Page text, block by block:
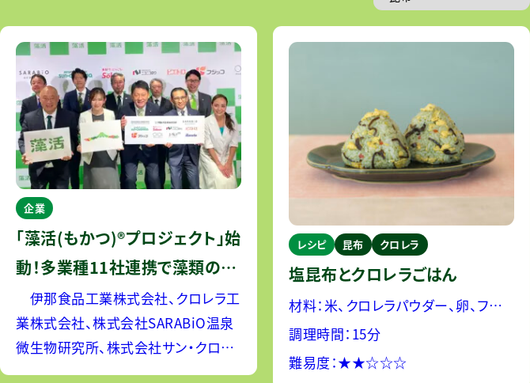
企業
「藻活(もかつ)®プロジェクト」始
動！多業種11社連携で藻類の魅
力発信― 藻類で整う、あなたの
毎日。おいしさと健康で日常を
アップデート！ ―
伊那食品工業株式会社、クロレラ工
業株式会社、株式会社SARABiO温泉
微生物研究所、株式会社サン・クロレ
ラ、株式会社壮関、ニコニコのり株式
レシピ 昆布 クロレラ
塩昆布とクロレラごはん
材料：米、クロレラパウダー、卵、フジッ
コ ふじっ子塩こんぶ、ピエトロドレッシ
ング グリーン和風しょうゆ
調理時間：15分
難易度：★★☆☆☆